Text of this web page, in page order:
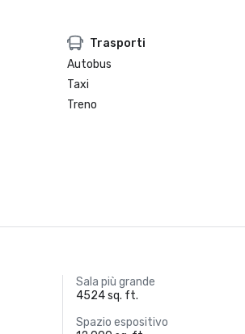
Trasporti
Autobus
Taxi
Treno
Sala più grande
4524 sq. ft.
Spazio espositivo